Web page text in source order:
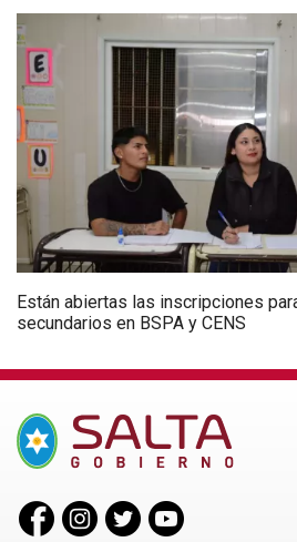
Están abiertas las inscripciones
secundarios en BSPA y CENS